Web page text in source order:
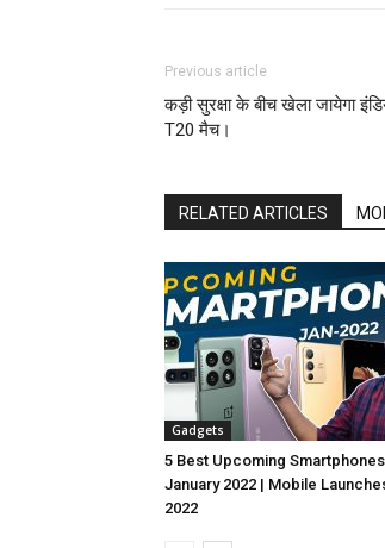
Previous article
कड़ी सुरक्षा के बीच खेला जायेगा
T20 मैच।
RELATED ARTICLES
Gadgets
5 Best Upcoming
January 2022 | Mobile
2022